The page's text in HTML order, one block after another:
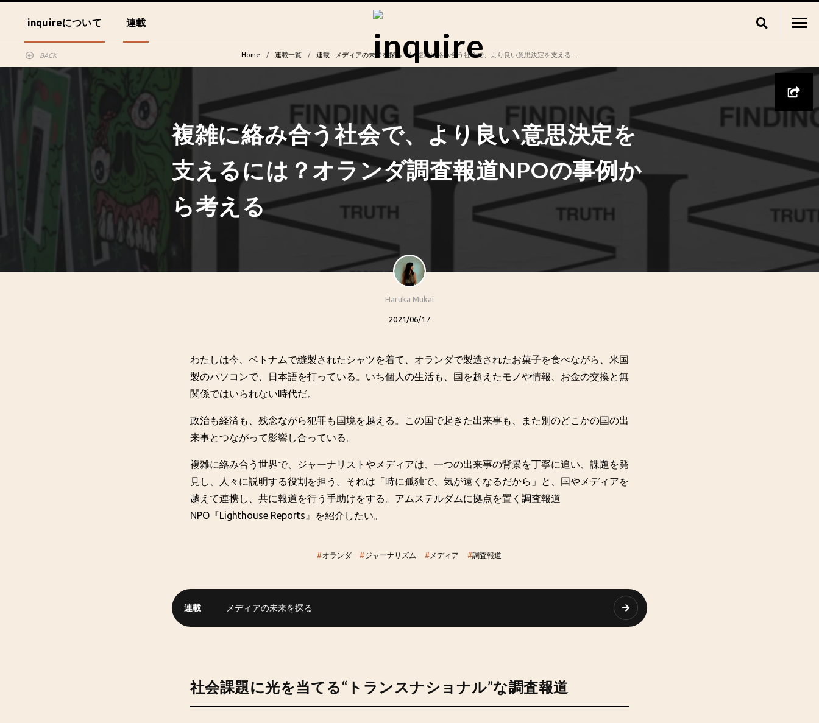
inquireについて 連載
BACK Home 連載一覧 連載: メディアの未来を探る 複雑に絡み合う社会で、より良い意思決定を支えるには？オランダ調査報道NPOの事例から考える
複雑に絡み合う社会で、より良い意思決定を
支えるには？オランダ調査報道NPOの事例か
ら考える
Haruka Mukai
2021/06/17
わたしは今、ベトナムで縫製されたシャツを着て、オランダで製造されたお菓子を食べながら、米国
製のパソコンで、日本語を打っている。いち個人の生活も、国を超えたモノや情報、お金の交換と無
関係ではいられない時代だ。
政治も経済も、残念ながら犯罪も国境を越える。この国で起きた出来事も、また別のどこかの国の出
来事とつながって影響し合っている。
複雑に絡み合う世界で、ジャーナリストやメディアは、一つの出来事の背景を丁寧に追い、課題を発
見し、人々に説明する役割を担う。それは「時に孤独で、気が遠くなるだから」と、国やメディアを
越えて連携し、共に報道を行う手助けをする。アムステルダムに拠点を置く調査報道
NPO『Lighthouse Reports』を紹介したい。
#オランダ #ジャーナリズム # メディア #調査報道
連載 メディアの未来を探る
社会課題に光を当てる“トランスナショナル”な調査報道